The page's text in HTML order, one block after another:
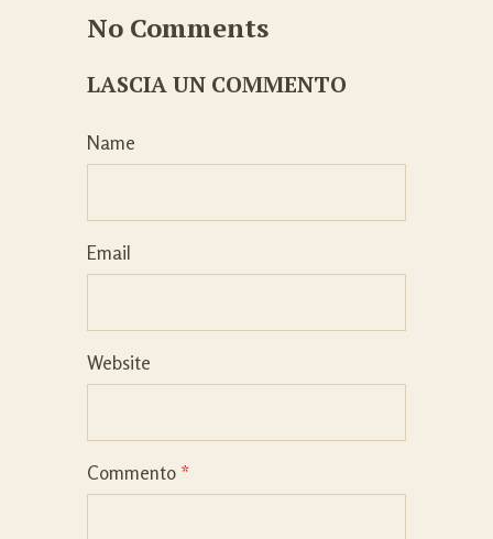
No Comments
LASCIA UN COMMENTO
Name
Email
Website
Commento *